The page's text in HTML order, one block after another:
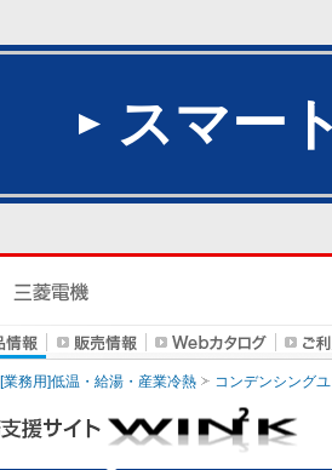
スマー
[業務用]低温・給湯・産業冷熱 コンデンシング